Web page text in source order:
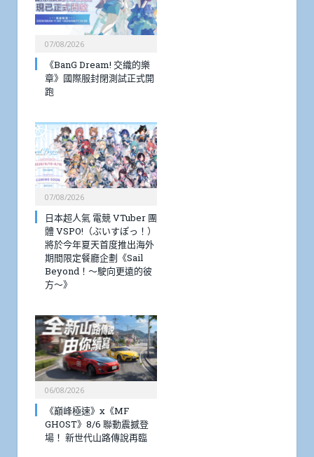
07/08/2026
《BanG Dream! 交織的樂
章》國際服封閉測試正式開
跑
07/08/2026
日本超人氣 電競 VTuber 團
體 VSPO!（ぶいすぽっ！）
將於今年夏天首度推出海外
期間限定餐廳企劃《Sail
Beyond！～駛向更遠的彼
方～》
06/08/2026
《巔峰極速》x《MF
GHOST》8/6 聯動震撼登
場！ 新世代山路傳說再臨